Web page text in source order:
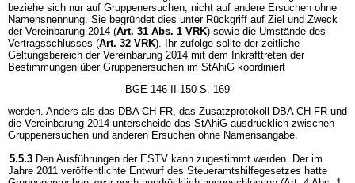
beziehe sich nur auf Gruppenersuchen, nicht auf andere Ersuchen ohne
Namensnennung. Sie begründet dies unter Rückgriff auf Ziel und Zweck
der Vereinbarung 2014 (Art. 31 Abs. 1 VRK) sowie die Umstände des
Vertragsschlusses (Art. 32 VRK). Ihr zufolge sollte der zeitliche
Geltungsbereich der Vereinbarung 2014 mit dem Inkrafttreten der
Bestimmungen über Gruppenersuchen im StAhiG koordiniert
BGE 146 II 150 S. 169
werden. Anders als das DBA CH-FR, das Zusatzprotokoll DBA CH-FR und
die Vereinbarung 2014 unterscheide das StAhiG ausdrücklich zwischen
Gruppenersuchen und anderen Ersuchen ohne Namensangabe.
5.5.3 Den Ausführungen der ESTV kann zugestimmt werden. Der im
Jahre 2011 veröffentlichte Entwurf des Steueramtshilfegesetzes hatte